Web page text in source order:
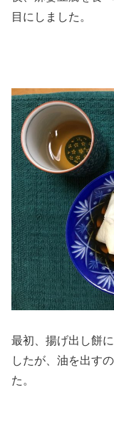
目にしました。
最初、揚げ出し餅
したが、油を出す
た。